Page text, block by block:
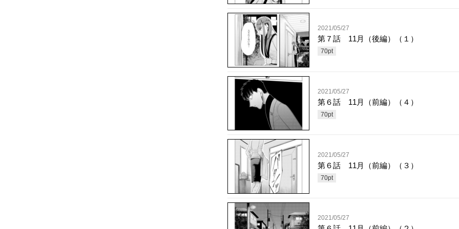
2021/05/27
第７話 11月（後編）（１）
70pt
2021/05/27
第６話 11月（前編）（４）
70pt
2021/05/27
第６話 11月（前編）（３）
70pt
2021/05/27